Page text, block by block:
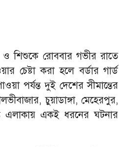
ও শিশুকে রোববার গভীর রাতে
চেষ্টা করা হলে বর্ডার গার্ড
পর্যন্ত দুই দেশের সীমান্তের
চুয়াডাঙ্গা, মেহেরপুর,
এলাকায় একই ধরনের ঘটনার